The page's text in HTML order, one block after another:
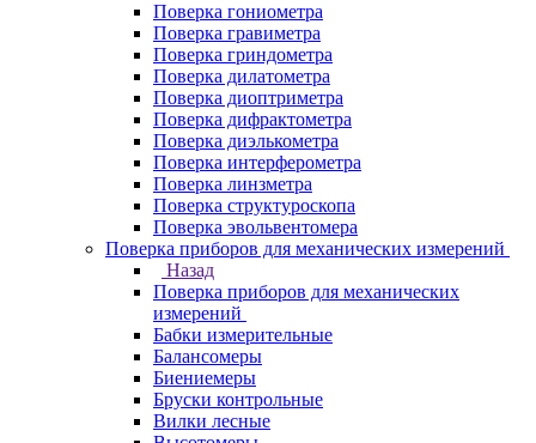
Поверка гониометра
Поверка гравиметра
Поверка гриндометра
Поверка дилатометра
Поверка диоптриметра
Поверка дифрактометра
Поверка диэлькометра
Поверка интерферометра
Поверка линзметра
Поверка структуроскопа
Поверка эвольвентомера
Поверка приборов для механических измерений
Назад
Поверка приборов для механических
измерений
Бабки измерительные
Балансомеры
Биениемеры
Бруски контрольные
Вилки лесные